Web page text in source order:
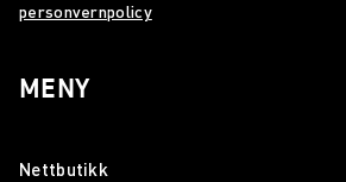
personvernpolicy
MENY
Nettbutikk